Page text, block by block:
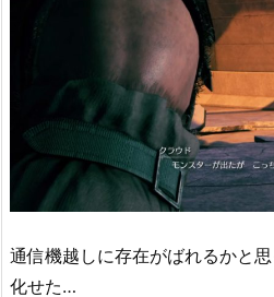
通信機越しに存在がばれるかと
化せた…